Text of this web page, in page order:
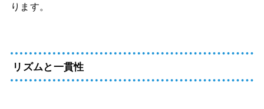
ります。
リズムと一貫性